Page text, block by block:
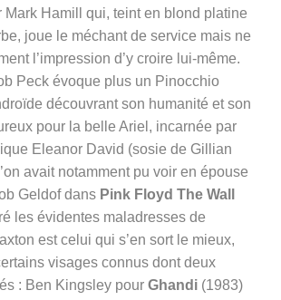
Mark Hamill qui, teint en blond platine
joue le méchant de service mais ne
l’impression d’y croire lui-même.
Peck évoque plus un Pinocchio
découvrant son humanité et son
pour la belle Ariel, incarnée par
Eleanor David (sosie de Gillian
avait notamment pu voir en épouse
Geldof dans Pink Floyd The Wall
les évidentes maladresses de
est celui qui s’en sort le mieux,
visages connus dont deux
: Ben Kingsley pour Ghandi (1983)